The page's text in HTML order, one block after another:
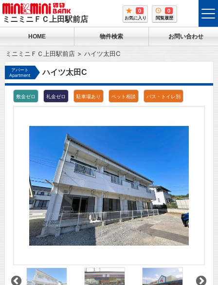
ミニミニＦＣ上田駅前店
0
お気に入り
0
閲覧履歴
HOME 物件検索 お問い合わせ
ミニミニＦＣ上田駅前店 ハイツ太田C
アパート
Apartment
ハイツ太田C
敷金ゼロ 礼金ゼロ 駐車場あり ペット相談 バス・トイレ別